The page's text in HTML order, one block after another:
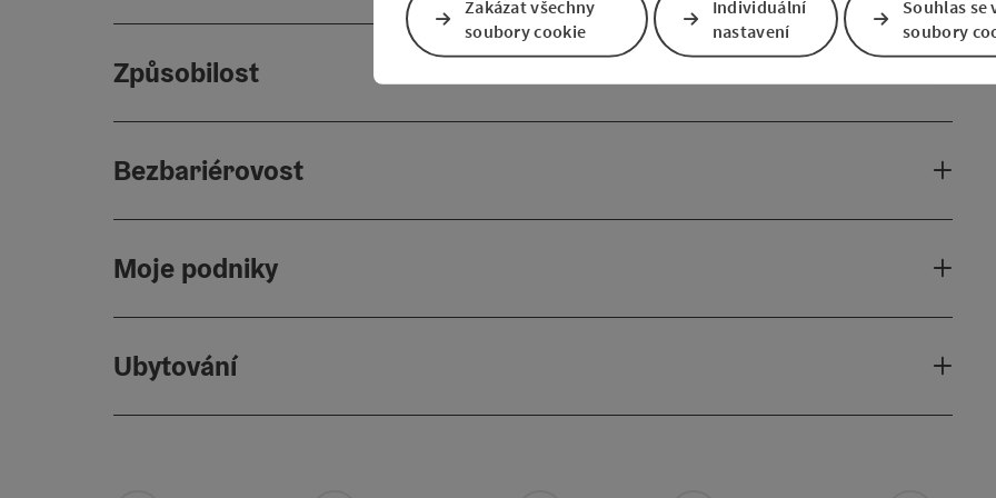
Způsobilost
Bezbariérovost
Moje podniky
Ubytování
Zakázat všechny
soubory cookie
Individuální
nastavení
Souhlas se
soubory